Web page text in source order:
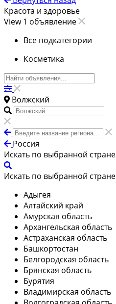
Красота и здоровье
View 1 объявление
Все подкатегории
Косметика
Волжский
Россия
Искать по выбранной стране
Искать по выбранной стране
Адыгея
Алтайский край
Амурская область
Архангельская область
Астраханская область
Башкортостан
Белгородская область
Брянская область
Бурятия
Владимирская область